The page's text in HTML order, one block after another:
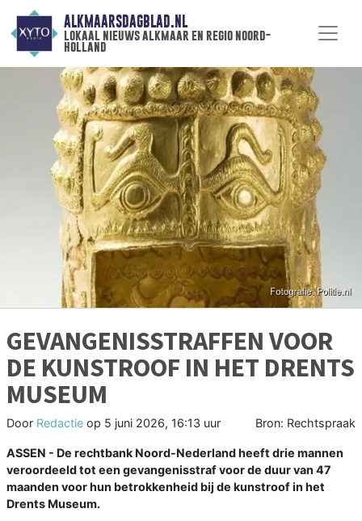
ALKMAARSDAGBLAD.NL
lokaal nieuws alkmaar en regio noord-
holland
GEVANGENISSTRAFFEN VOOR
DE KUNSTROOF IN HET DRENTS
MUSEUM
Door Redactie op 5 juni 2026, 16:13 uur Bron: Rechtspraak
ASSEN - De rechtbank Noord-Nederland heeft drie mannen
veroordeeld tot een gevangenisstraf voor de duur van 47
maanden voor hun betrokkenheid bij de kunstroof in het
Drents Museum.